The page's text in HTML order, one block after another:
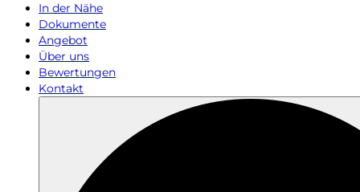
In der Nähe
Dokumente
Angebot
Über uns
Bewertungen
Kontakt